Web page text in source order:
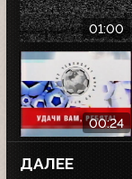
01:00
00:24
ДАЛЕЕ